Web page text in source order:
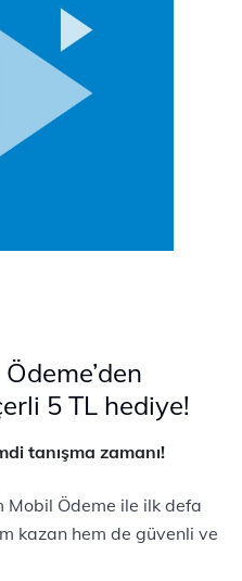
5 TL hediye!
tanışma zamanı!
Mobil Ödeme ile ilk defa
kazan hem de güvenli ve